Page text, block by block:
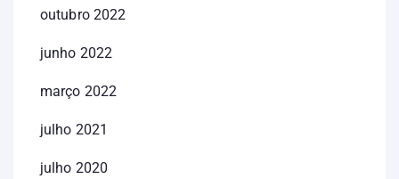
outubro 2022
junho 2022
março 2022
julho 2021
julho 2020